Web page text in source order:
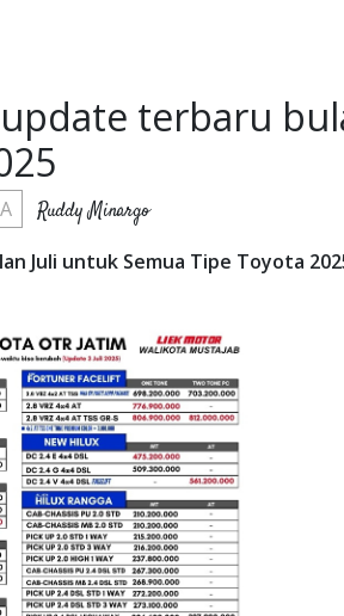
terbaru
Ruddy Minargo
Juli untuk Semua Tipe Toyota